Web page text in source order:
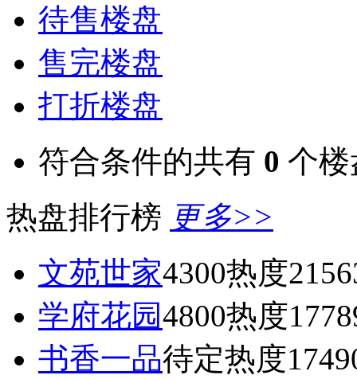
待售楼盘
售完楼盘
打折楼盘
符合条件的共有 0 个楼
热盘排行榜 更多>>
文苑世家4300热度
学府花园4800热度
书香一品待定热度